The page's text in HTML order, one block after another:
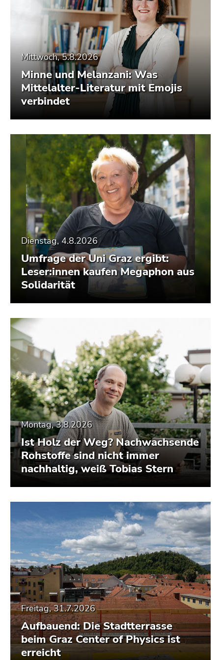
Mittwoch, 5.8.2026
Minne und Melanzani: Was
Mittelalter-Literatur mit Emojis
verbindet
Dienstag, 4.8.2026
Umfrage der Uni Graz ergibt:
Leser:innen kaufen Megaphon aus
Solidarität
Montag, 3.8.2026
Ist Holz der Weg? Nachwachsende
Rohstoffe sind nicht immer
nachhaltig, weiß Tobias Stern
Freitag, 31.7.2026
Aufbauend: Die Stadtterrasse
beim Graz Center of Physics ist
erreicht